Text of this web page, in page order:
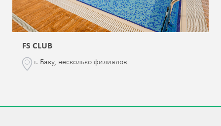
FS CLUB
г. Баку, несколько филиалов